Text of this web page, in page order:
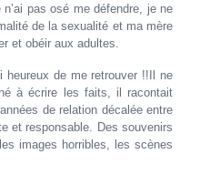
pas osé me défendre, je ne
de la sexualité et ma mère
et obéir aux adultes.
heureux de me retrouver !!Il ne
à écrire les faits, il racontait
de relation décalée entre
et responsable. Des souvenirs
images horribles, les scènes